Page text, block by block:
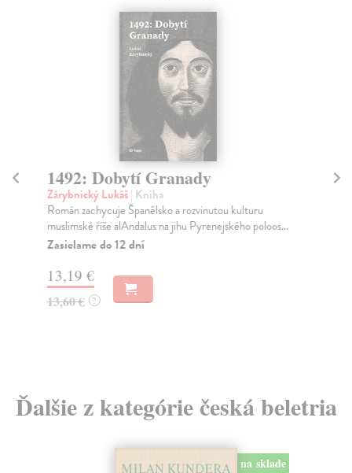
1492: Dobytí Granady
Zárybnický Lukáš| Kniha
Román zachycuje Španělsko a rozvinutou kulturu
muslimské říše al­Andalus na jihu Pyrenejského poloos...
Zasielame do 12 dní
13,19 €
13,60 € ?
Ďalšie z kategórie česká beletria
na sklade